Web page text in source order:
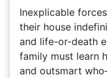
Inexplicable
their house
and life-or-death
family must learn
and outsmart